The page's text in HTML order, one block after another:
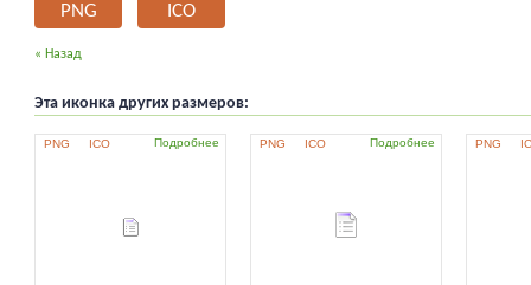
PNG ICO
« Назад
Эта иконка других размеров:
PNG ICO Подробнее PNG ICO Подробнее PNG